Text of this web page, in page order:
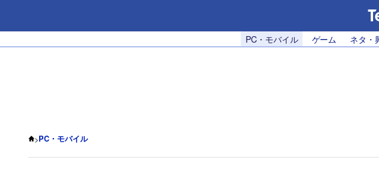
PC・モバイル ゲーム ネタ・
>PC・モバイル